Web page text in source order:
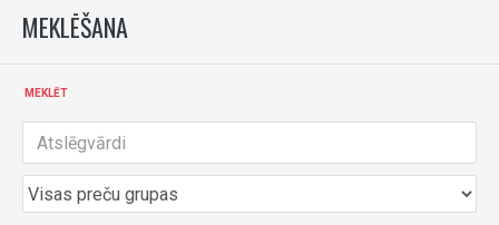
MEKLĒŠANA
MEKLĒT